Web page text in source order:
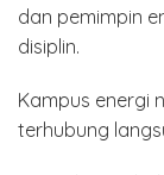
dan pemimpin
disiplin.
Kampus energi
terhubung